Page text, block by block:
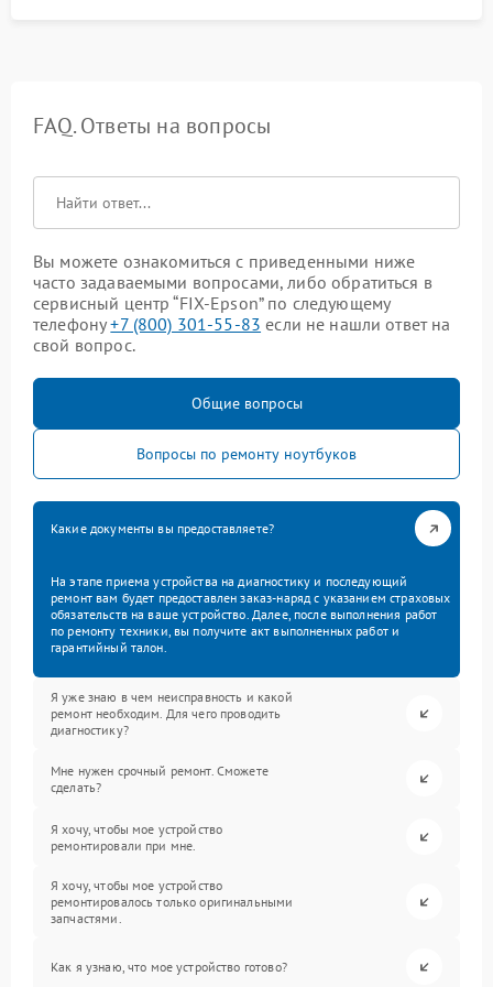
FAQ. Ответы на вопросы
Вы можете ознакомиться с приведенными ниже
часто задаваемыми вопросами, либо обратиться в
сервисный центр “FIX-Epson” по следующему
телефону+7 (800) 301-55-83 если не нашли ответ на
свой вопрос.
Общие вопросы
Вопросы по ремонту ноутбуков
Какие документы вы предоставляете?
На этапе приема устройства на диагностику и последующий
ремонт вам будет предоставлен заказ-наряд с указанием страховых
обязательств на ваше устройство. Далее, после выполнения работ
по ремонту техники, вы получите акт выполненных работ и
гарантийный талон.
Я уже знаю в чем неисправность и какой
ремонт необходим. Для чего проводить
диагностику?
Мне нужен срочный ремонт. Сможете
сделать?
Я хочу, чтобы мое устройство
ремонтировали при мне.
Я хочу, чтобы мое устройство
ремонтировалось только оригинальными
запчастями.
Как я узнаю, что мое устройство готово?